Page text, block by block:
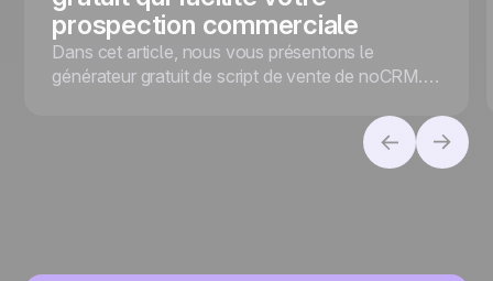
prospection commerciale
Dans cet article, nous vous présentons le
générateur gratuit de script de vente de noCRM.io